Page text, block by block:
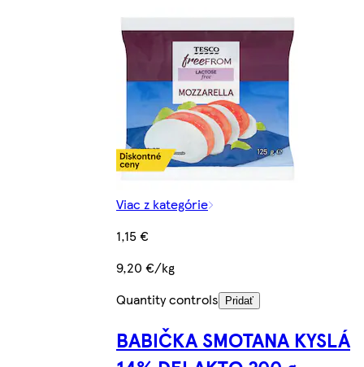
Viac z kategórie
1,15 €
9,20 €/kg
Quantity controls
Pridať
BABIČKA SMOTANA KYSLÁ